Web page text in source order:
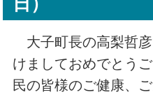
大子町長の高梨哲
けましておめでとう
民の皆様のご健康、